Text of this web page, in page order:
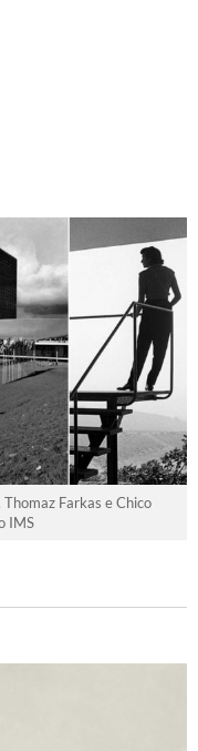
Farkas e Chico
IMS